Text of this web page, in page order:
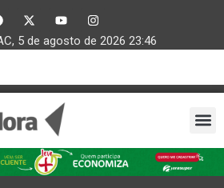
5 de agosto de 2026 23:46